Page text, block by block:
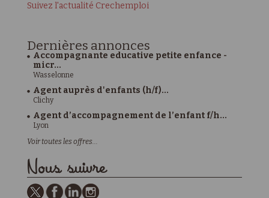
Suivez l'actualité Crechemploi
Dernières annonces
Accompagnante educative petite enfance -
micr...
Wasselonne
Agent auprès d'enfants (h/f)...
Clichy
Agent d’accompagnement de l’enfant f/h...
Lyon
Voir toutes les offres...
Nous suivre